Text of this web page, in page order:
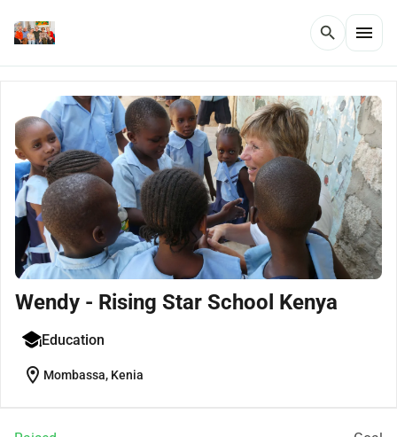
search menu
Wendy - Rising Star School Kenya
Education
location_on Mombassa, Kenia